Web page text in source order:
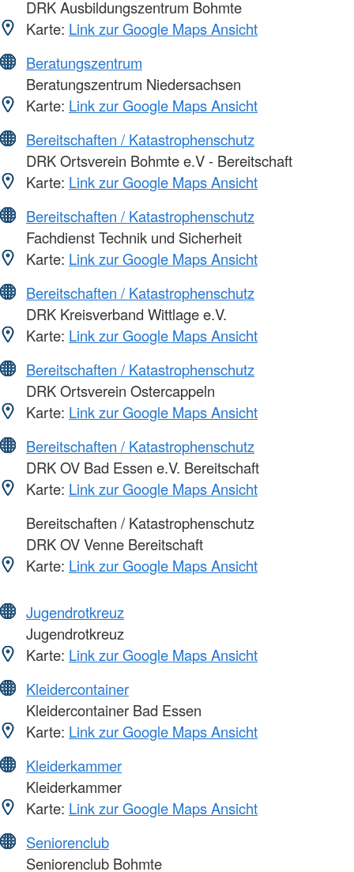
DRK Ausbildungszentrum Bohmte
Karte: Link zur Google Maps Ansicht
Beratungszentrum
Beratungszentrum Niedersachsen
Karte: Link zur Google Maps Ansicht
Bereitschaften / Katastrophenschutz
DRK Ortsverein Bohmte e.V - Bereitschaft
Karte: Link zur Google Maps Ansicht
Bereitschaften / Katastrophenschutz
Fachdienst Technik und Sicherheit
Karte: Link zur Google Maps Ansicht
Bereitschaften / Katastrophenschutz
DRK Kreisverband Wittlage e.V.
Karte: Link zur Google Maps Ansicht
Bereitschaften / Katastrophenschutz
DRK Ortsverein Ostercappeln
Karte: Link zur Google Maps Ansicht
Bereitschaften / Katastrophenschutz
DRK OV Bad Essen e.V. Bereitschaft
Karte: Link zur Google Maps Ansicht
Bereitschaften / Katastrophenschutz
DRK OV Venne Bereitschaft
Karte: Link zur Google Maps Ansicht
Jugendrotkreuz
Jugendrotkreuz
Karte: Link zur Google Maps Ansicht
Kleidercontainer
Kleidercontainer Bad Essen
Karte: Link zur Google Maps Ansicht
Kleiderkammer
Kleiderkammer
Karte: Link zur Google Maps Ansicht
Seniorenclub
Seniorenclub Bohmte